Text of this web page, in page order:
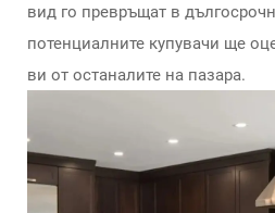
вид го превръщат в
потенциалните купувачи ще
ви от останалите на пазара.